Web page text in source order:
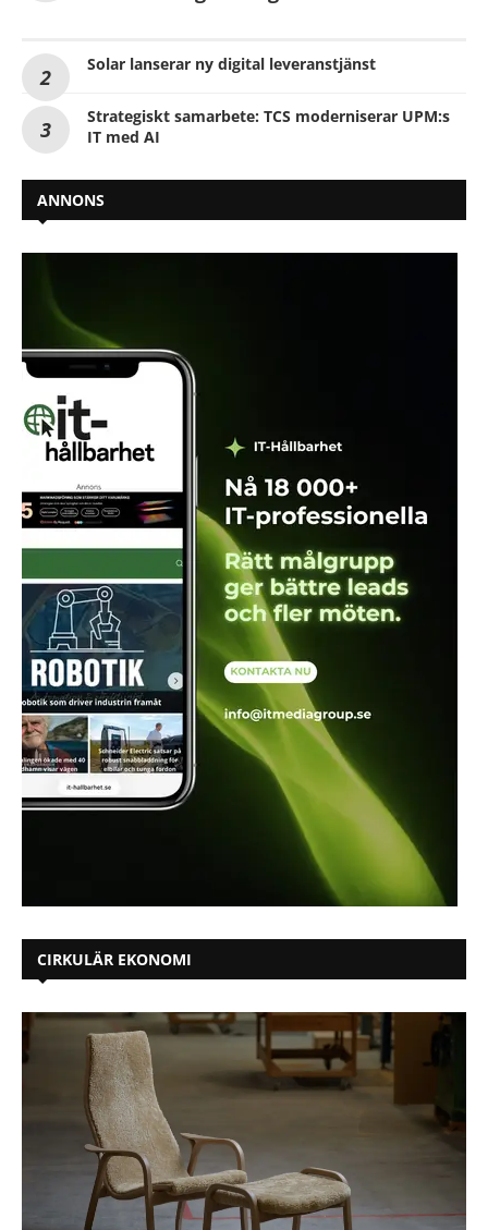
Solar lanserar ny digital leveranstjänst
Strategiskt samarbete: TCS moderniserar UPM:s
IT med AI
ANNONS
CIRKULÄR EKONOMI